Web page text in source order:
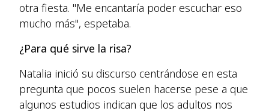
otra fiesta. "Me encantaría poder escuchar eso
mucho más", espetaba.
¿Para qué sirve la risa?
Natalia inició su discurso centrándose en esta
pregunta que pocos suelen hacerse pese a que
algunos estudios indican que los adultos nos